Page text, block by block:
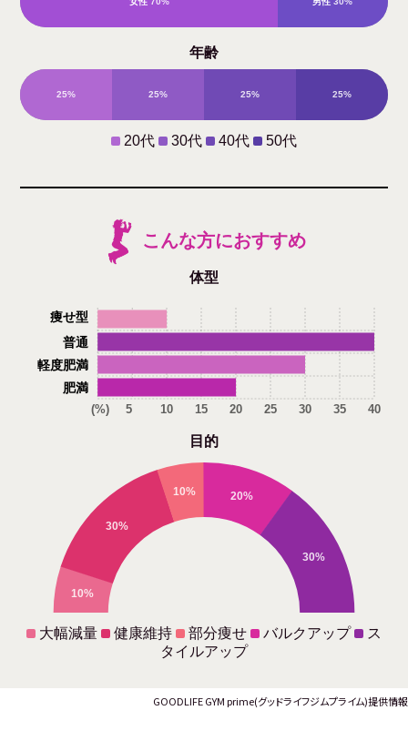
年齢
25% 25% 25% 25%
20代 30代 40代 50代
こんな方におすすめ
体型
肥満
軽度肥満
普通
痩せ型
(%) 5 10 15 20 25 30 35 40
目的
10%
30%
10% 20%
30%
大幅減量 健康維持 部分痩せ バルクアップ
ス
タイルアップ
GOODLIFE GYM prime(グッドライフジムプライム)提供情報